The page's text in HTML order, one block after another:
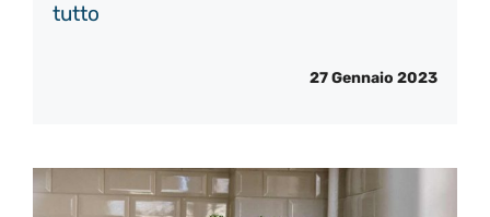
tutto
27 Gennaio 2023